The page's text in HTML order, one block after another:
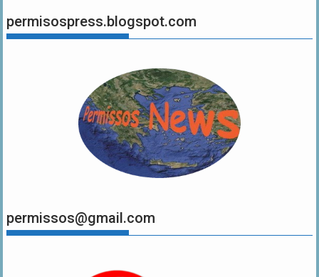
permisospress.blogspot.com
permissos@gmail.com